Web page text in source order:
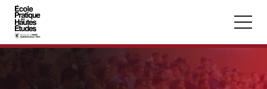
Panneau de gestion des cookies